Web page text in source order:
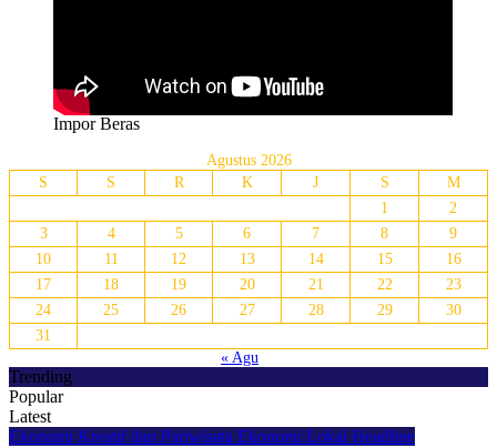
Impor Beras
Agustus 2026
S
S R K J S
M
1
2
3
4 5 6 7 8
9
10
11 12 13 14 15
16
17
18 19 20 21 22
23
24
25 26 27 28 29
30
31
« Agu
Trending
Popular
Latest
Ekonomi Kreatif dan Pariwisata Ekonomi Lokal Headline